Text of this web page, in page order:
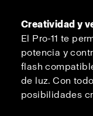
Creatividad y
El Pro-11 te
potencia y
flash
de luz. Con
posibilidades